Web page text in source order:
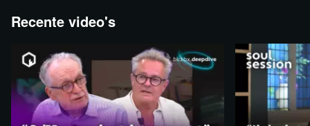
Recente video's